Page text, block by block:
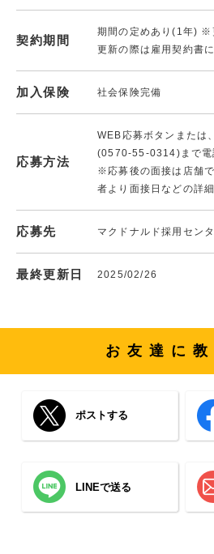
契約期間
期間の定めあり(1年) ※
更新の際は雇用契約書
加入保険 社会保険完備
応募方法
WEB応募ボタンまたは
(0570-55-0314)まで電
※応募後の面接は店舗
者より面接日などの詳
応募先 マクドナルド採用セン
最終更新日 2025/02/26
お友達に教
ポストする
LINEで送る